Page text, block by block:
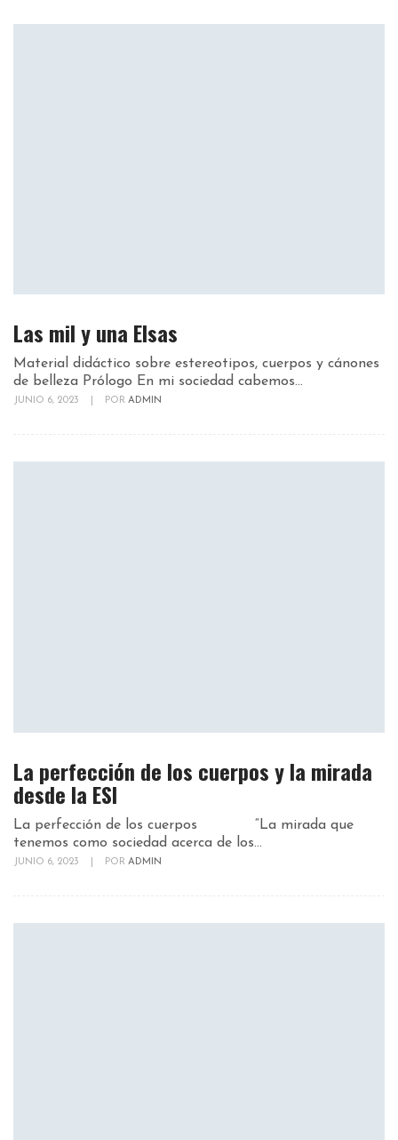
Las mil y una Elsas
Material didáctico sobre estereotipos, cuerpos y cánones
de belleza Prólogo En mi sociedad cabemos...
JUNIO 6, 2023 POR ADMIN
La perfección de los cuerpos y la mirada
desde la ESI
La perfección de los cuerpos “La mirada que
tenemos como sociedad acerca de los...
JUNIO 6, 2023 POR ADMIN